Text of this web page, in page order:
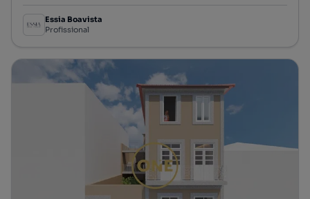
Essia Boavista
Profissional